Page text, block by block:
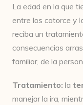
La edad en la que
entre los catorce y
reciba un
consecuencias
familiar, de la
Tratamiento: la
manejar la ira,